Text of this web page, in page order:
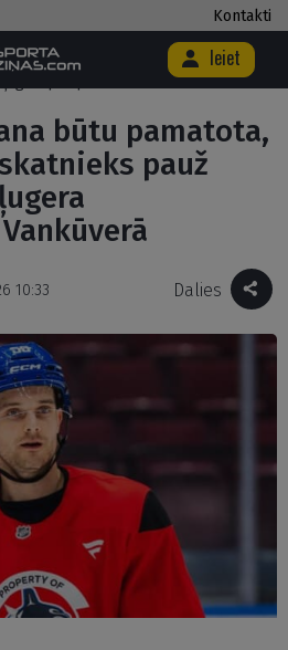
Kontakti
Ieiet
būtu pamatota, ja vien…” –
perspektīvām Vankūverā
būtu pamatota,
pauž
10:33 Dalies